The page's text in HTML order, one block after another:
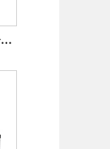
国威GW1600-1型 （最大支持96分机）